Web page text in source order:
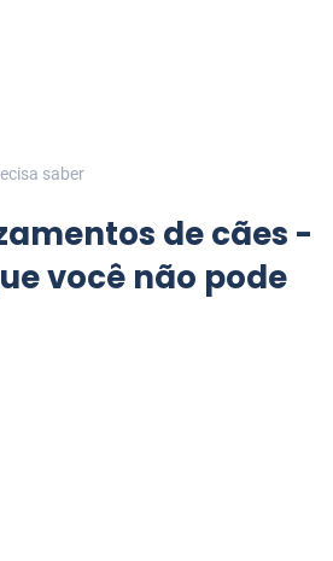
saber
de cães -
você não pode